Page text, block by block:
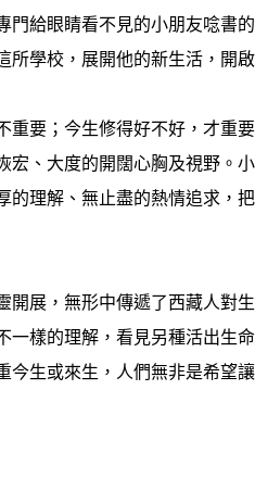
門給眼睛看不見的小朋友唸書
所學校，展開他的新生活，
要；今生修得好不好，才重
、大度的開闊心胸及視野。
的理解、無止盡的熱情追求，
展，無形中傳遞了西藏人對
一樣的理解，看見另種活出生
生或來生，人們無非是希望